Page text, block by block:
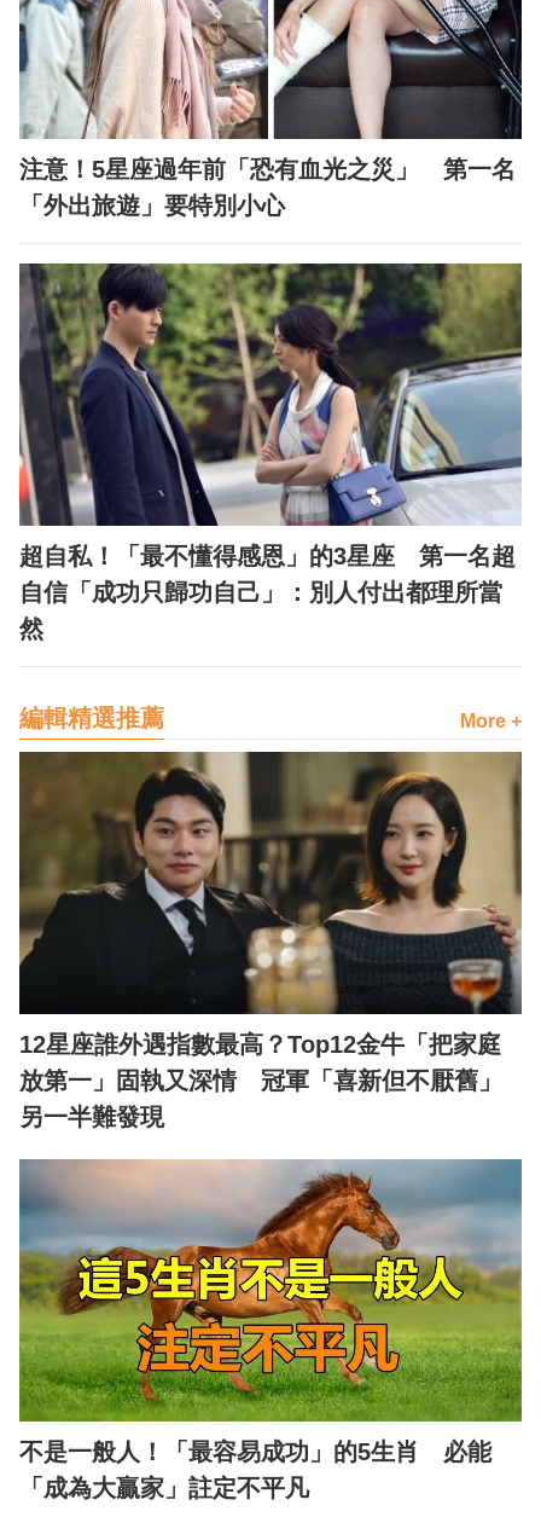
注意！5星座過年前「恐有血光之災」 第一名
「外出旅遊」要特別小心
超自私！「最不懂得感恩」的3星座 第一名超
自信「成功只歸功自己」：別人付出都理所當
然
編輯精選推薦 More +
12星座誰外遇指數最高？Top12金牛「把家庭
放第一」固執又深情 冠軍「喜新但不厭舊」
另一半難發現
不是一般人！「最容易成功」的5生肖 必能
「成為大贏家」註定不平凡